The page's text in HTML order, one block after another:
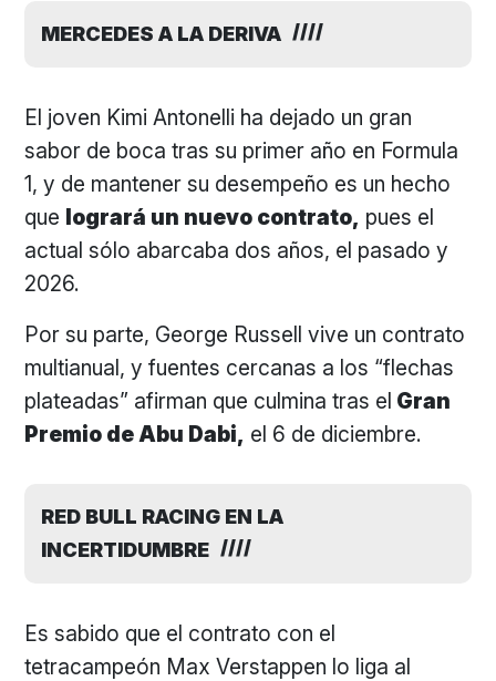
MERCEDES A LA DERIVA
El joven Kimi Antonelli ha dejado un gran
sabor de boca tras su primer año en Formula
1, y de mantener su desempeño es un hecho
que logrará un nuevo contrato, pues el
actual sólo abarcaba dos años, el pasado y
2026.
Por su parte, George Russell vive un contrato
multianual, y fuentes cercanas a los “flechas
plateadas” afirman que culmina tras el Gran
Premio de Abu Dabi, el 6 de diciembre.
RED BULL RACING EN LA
INCERTIDUMBRE
Es sabido que el contrato con el
tetracampeón Max Verstappen lo liga al